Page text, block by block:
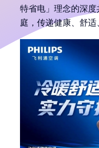
特省电」理念的深
庭，传递健康、舒适